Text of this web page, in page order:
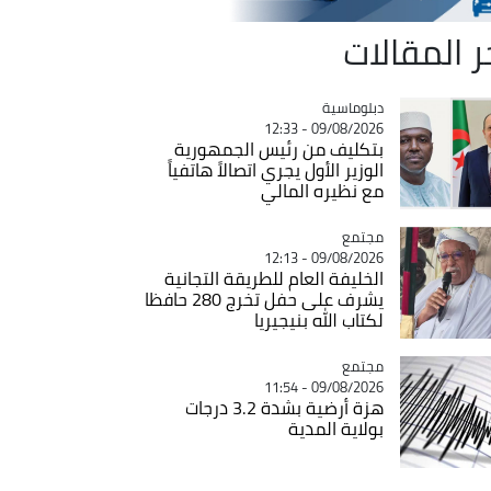
المقالات
Catégorie
دبلوماسية
09/08/2026 - 12:33
بتكليف من رئيس الجمهورية
الوزير الأول يجري اتصالاً هاتفياً
مع نظيره المالي
Catégorie
مجتمع
09/08/2026 - 12:13
الخليفة العام للطريقة التجانية
يشرف على حفل تخرج 280 حافظا
لكتاب الله بنيجيريا
Catégorie
مجتمع
09/08/2026 - 11:54
هزة أرضية بشدة 3.2 درجات
بولاية المدية